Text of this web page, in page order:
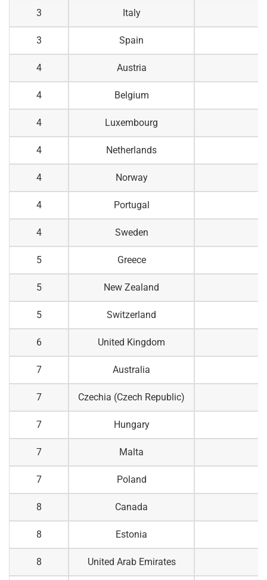
3 Italy
3 Spain
4 Austria
4 Belgium
4 Luxembourg
4 Netherlands
4 Norway
4 Portugal
4 Sweden
5 Greece
5 New Zealand
5 Switzerland
6 United Kingdom
7 Australia
7 Czechia (Czech Republic)
7 Hungary
7 Malta
7 Poland
8 Canada
8 Estonia
8 United Arab Emirates